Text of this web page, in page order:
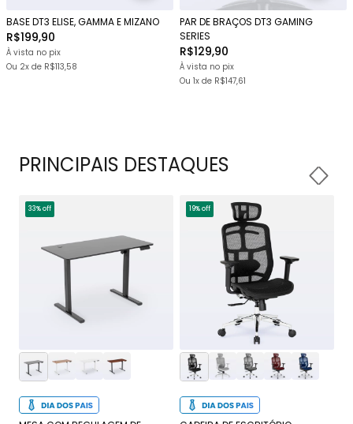
BASE DT3 ELISE, GAMMA E MIZANO
R$199,90
À vista no pix
Ou 2x de R$113,58
PAR DE BRAÇOS DT3 GAMING
SERIES
R$129,90
À vista no pix
Ou 1x de R$147,61
PRINCIPAIS DESTAQUES
33% off 19% off